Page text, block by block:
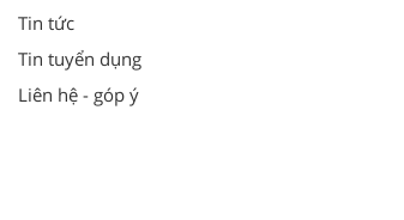
Tin tức
Tin tuyển dụng
Liên hệ - góp ý